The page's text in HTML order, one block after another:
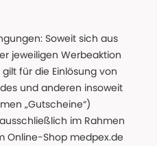
Soweit sich aus
jeweiligen Werbeaktion
für die Einlösung von
und anderen insoweit
„Gutscheine“)
im Rahmen
Online-Shop medpex.de